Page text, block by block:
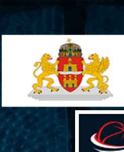
/web/webpont.com/kcs/html/_Main_/index.html